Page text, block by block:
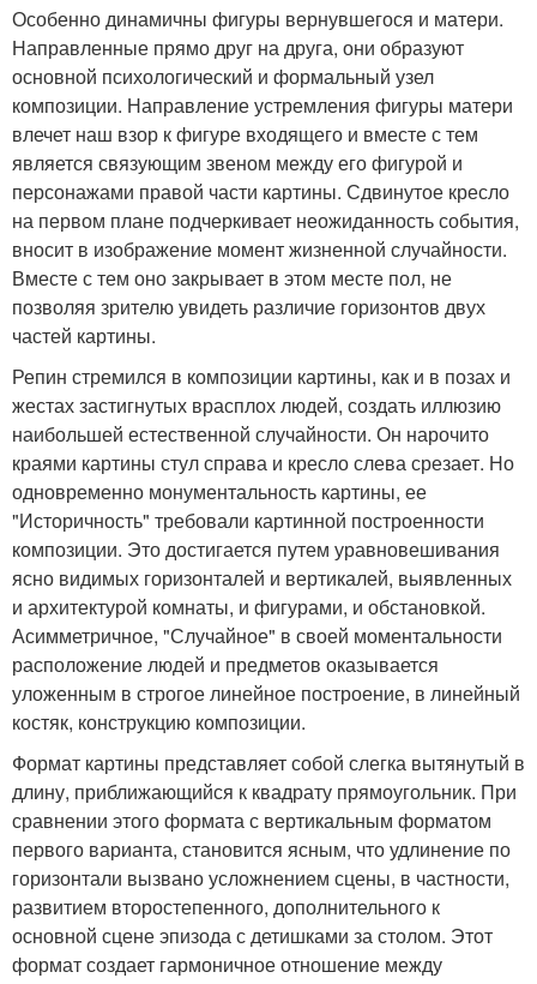
Особенно динамичны фигуры вернувшегося и матери.
Направленные прямо друг на друга, они образуют
основной психологический и формальный узел
композиции. Направление устремления фигуры матери
влечет наш взор к фигуре входящего и вместе с тем
является связующим звеном между его фигурой и
персонажами правой части картины. Сдвинутое кресло
на первом плане подчеркивает неожиданность события,
вносит в изображение момент жизненной случайности.
Вместе с тем оно закрывает в этом месте пол, не
позволяя зрителю увидеть различие горизонтов двух
частей картины.
Репин стремился в композиции картины, как и в позах и
жестах застигнутых врасплох людей, создать иллюзию
наибольшей естественной случайности. Он нарочито
краями картины стул справа и кресло слева срезает. Но
одновременно монументальность картины, ее
"Историчность" требовали картинной построенности
композиции. Это достигается путем уравновешивания
ясно видимых горизонталей и вертикалей, выявленных
и архитектурой комнаты, и фигурами, и обстановкой.
Асимметричное, "Случайное" в своей моментальности
расположение людей и предметов оказывается
уложенным в строгое линейное построение, в линейный
костяк, конструкцию композиции.
Формат картины представляет собой слегка вытянутый в
длину, приближающийся к квадрату прямоугольник. При
сравнении этого формата с вертикальным форматом
первого варианта, становится ясным, что удлинение по
горизонтали вызвано усложнением сцены, в частности,
развитием второстепенного, дополнительного к
основной сцене эпизода с детишками за столом. Этот
формат создает гармоничное отношение между